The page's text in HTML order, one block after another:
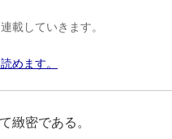
載していきます。
めます。
緻密である。